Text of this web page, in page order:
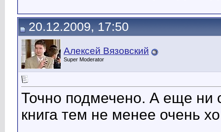
20.12.2009, 17:50
Алексей Вязовский
Super Moderator
Точно подмечено. А еще ни
книга тем не менее очень